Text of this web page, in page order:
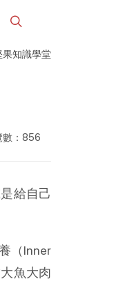
果知識學堂
數：856
給自己
（Inner
魚大肉